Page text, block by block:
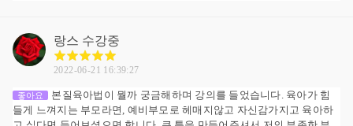
랑스 수강중
2022-06-21 16:39:27
좋아요
본질육아법이 뭘까 궁금해하며 강의를 들었습니다. 육아가 힘
들게 느껴지는 부모라면, 예비부모로 헤매지않고 자신감가지고 육아하